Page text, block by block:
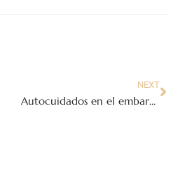
NEXT
Autocuidados en el embarazo